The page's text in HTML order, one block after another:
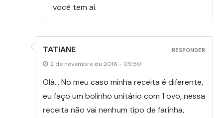
você tem aí.
TATIANE
2 de novembro de 2016 - 09:50
Olá… No meu caso minha receita é diferente,
eu faço um bolinho unitário com 1 ovo, nessa
receita não vai nenhum tipo de farinha,
RESPONDER